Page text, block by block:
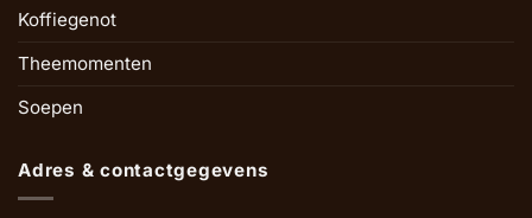
Koffiegenot
Theemomenten
Soepen
Adres & contactgegevens